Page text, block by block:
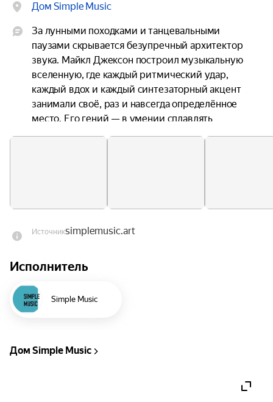
Дом Simple Music
За лунными походками и танцевальными
паузами скрывается безупречный архитектор
звука. Майкл Джексон построил музыкальную
вселенную, где каждый ритмический удар,
каждый вдох и каждый синтезаторный акцент
занимали своё, раз и навсегда определённое
место. Его гений — в умении сплавлять
сложнейшие аранжировки в мелодии, которые
власть над ритмом и гармонией становится
Beat It до исповедальной Stranger in Moscow,
перкуссионные рисунки, виртуозные басовые
предстают в фокусе, демонстрируя безусловное
композиторское величие. Вы оказываетесь
звучание современной эстрады.
Источникsimplemusic.art
Исполнитель
Simple Music
Дом Simple Music